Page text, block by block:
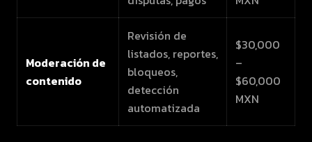
Moderación de
contenido
Revisión de
listados, reportes,
bloqueos,
detección
automatizada
$30,000
–
$60,000
MXN